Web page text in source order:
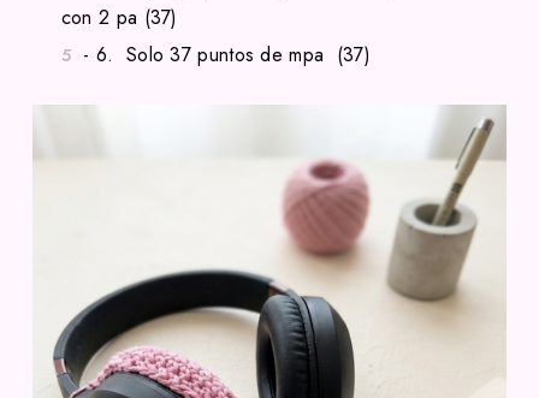
con 2 pa (37)
- 6. Solo 37 puntos de mpa (37)